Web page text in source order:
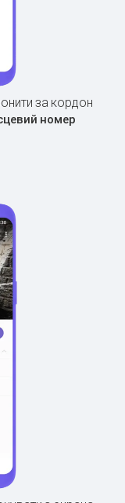
за кордон
номер